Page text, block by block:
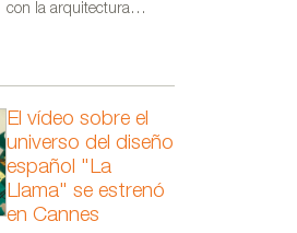
con la arquitectura
El vídeo sobre el
universo del diseño
español "La
Llama" se estrenó
en Cannes